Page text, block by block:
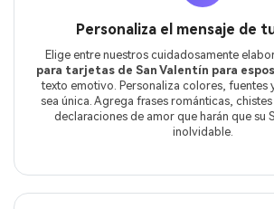
Personaliza el mensaje de
Elige entre nuestros cuidadosamente
para tarjetas de San Valentín para
texto emotivo. Personaliza colores, fuentes
sea única. Agrega frases románticas,
declaraciones de amor que harán que su
inolvidable.